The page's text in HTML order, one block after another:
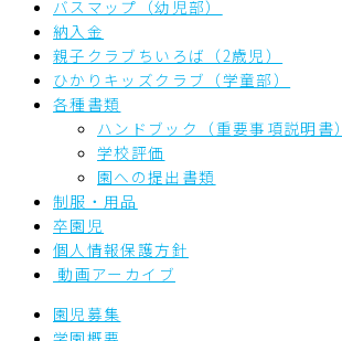
バスマップ（幼児部）
納入金
親子クラブちいろば（2歳児）
ひかりキッズクラブ（学童部）
各種書類
ハンドブック（重要事項説明書）
学校評価
園への提出書類
制服・用品
卒園児
個人情報保護方針
動画アーカイブ
園児募集